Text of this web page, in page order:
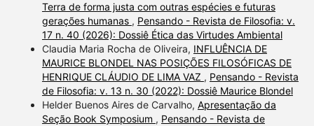
Terra de forma justa com outras espécies e futuras
gerações humanas , Pensando - Revista de Filosofia: v.
17 n. 40 (2026): Dossiê Ética das Virtudes Ambiental
Claudia Maria Rocha de Oliveira, INFLUÊNCIA DE
MAURICE BLONDEL NAS POSIÇÕES FILOSÓFICAS DE
HENRIQUE CLÁUDIO DE LIMA VAZ , Pensando - Revista
de Filosofia: v. 13 n. 30 (2022): Dossiê Maurice Blondel
Helder Buenos Aires de Carvalho, Apresentação da
Seção Book Symposium , Pensando - Revista de